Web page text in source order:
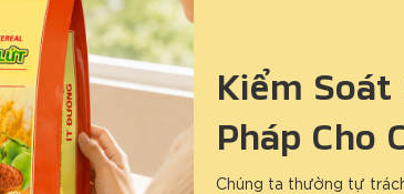
Kiểm Soát
Pháp Cho
Chúng ta thường tự